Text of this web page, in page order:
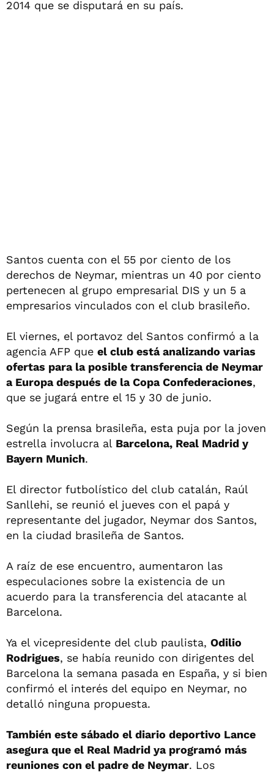
2014 que se disputará en su país.
Santos cuenta con el 55 por ciento de los
derechos de Neymar, mientras un 40 por ciento
pertenecen al grupo empresarial DIS y un 5 a
empresarios vinculados con el club brasileño.
El viernes, el portavoz del Santos confirmó a la
agencia AFP que el club está analizando varias
ofertas para la posible transferencia de Neymar
a Europa después de la Copa Confederaciones,
que se jugará entre el 15 y 30 de junio.
Según la prensa brasileña, esta puja por la joven
estrella involucra al Barcelona, Real Madrid y
Bayern Munich.
El director futbolístico del club catalán, Raúl
Sanllehi, se reunió el jueves con el papá y
representante del jugador, Neymar dos Santos,
en la ciudad brasileña de Santos.
A raíz de ese encuentro, aumentaron las
especulaciones sobre la existencia de un
acuerdo para la transferencia del atacante al
Barcelona.
Ya el vicepresidente del club paulista, Odilio
Rodrigues, se había reunido con dirigentes del
Barcelona la semana pasada en España, y si bien
confirmó el interés del equipo en Neymar, no
detalló ninguna propuesta.
También este sábado el diario deportivo Lance
asegura que el Real Madrid ya programó más
reuniones con el padre de Neymar. Los